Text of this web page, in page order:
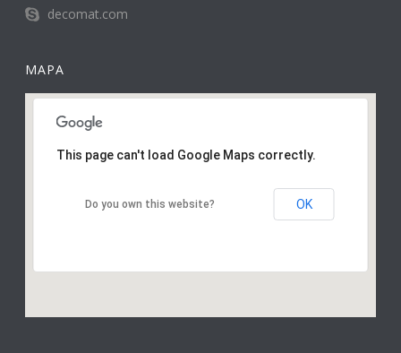
decomat.com
MAPA
This page can't load Google Maps correctly.
Do you own this website? OK